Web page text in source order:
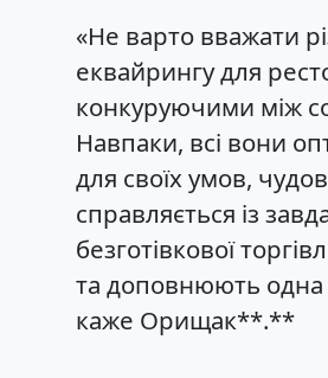
«Не варто вважати
еквайрингу для
конкуруючими між
Навпаки, всі вони
для своїх умов,
справляється із
безготівкової
та доповнюють
каже Орищак**.**